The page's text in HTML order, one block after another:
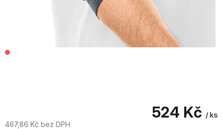
524 Kč / ks
467,86 Kč bez DPH